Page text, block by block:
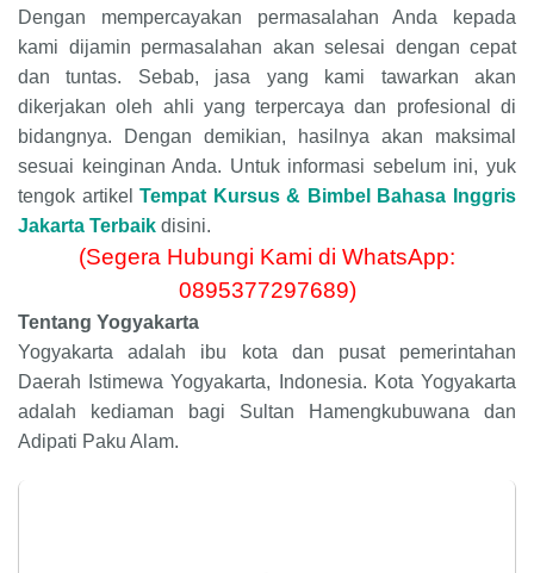
Dengan mempercayakan permasalahan Anda kepada
kami dijamin permasalahan akan selesai dengan cepat
dan tuntas. Sebab, jasa yang kami tawarkan akan
dikerjakan oleh ahli yang terpercaya dan profesional di
bidangnya. Dengan demikian, hasilnya akan maksimal
sesuai keinginan Anda. Untuk informasi sebelum ini, yuk
tengok artikelTempat Kursus & Bimbel Bahasa Inggris
Jakarta Terbaik disini.
(Segera Hubungi Kami di WhatsApp:
0895377297689)
Tentang Yogyakarta
Yogyakarta adalah ibu kota dan pusat pemerintahan
Daerah Istimewa Yogyakarta, Indonesia. Kota Yogyakarta
adalah kediaman bagi Sultan Hamengkubuwana dan
Adipati Paku Alam.